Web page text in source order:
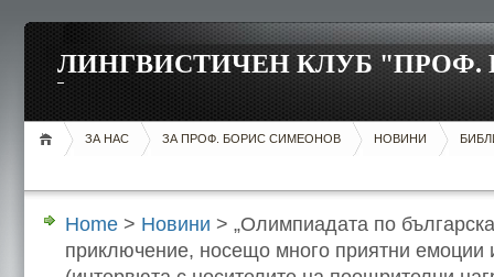
ЛИНГВИСТИЧЕН КЛУБ
ЗА НАС ЗА ПРОФ. БОРИС СИМЕОНОВ НОВИНИ
Home > Новини > „Олимпиадата по
приключение, носещо много приятни емоции